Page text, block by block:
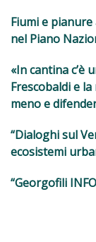
Fiumi e
nel Piano
«In cantina c’è
Frescobaldi e
meno e
“Dialoghi sul
ecosistemi
“Georgofili